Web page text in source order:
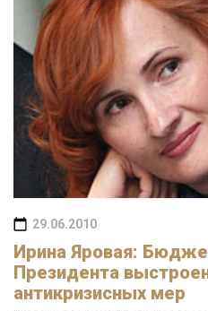
29.06.2010
Ирина Яровая:
Президента
антикризисных мер